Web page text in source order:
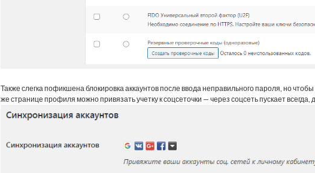
Также слегка пофикшена блокировка аккаунтов после ввода неправильного пароля, но
же странице профиля можно привязать учетку к соцсеточки — через соцсеть пускает всегда,